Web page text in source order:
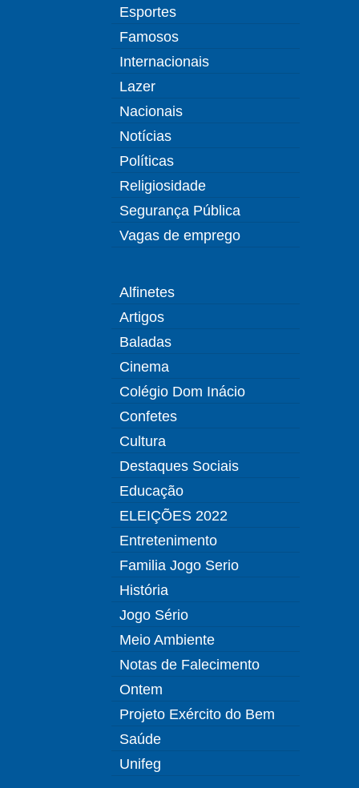
Esportes
Famosos
Internacionais
Lazer
Nacionais
Notícias
Políticas
Religiosidade
Segurança Pública
Vagas de emprego
Alfinetes
Artigos
Baladas
Cinema
Colégio Dom Inácio
Confetes
Cultura
Destaques Sociais
Educação
ELEIÇÕES 2022
Entretenimento
Familia Jogo Serio
História
Jogo Sério
Meio Ambiente
Notas de Falecimento
Ontem
Projeto Exército do Bem
Saúde
Unifeg